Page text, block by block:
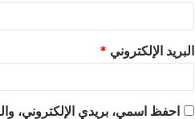
البريد الإلكتروني *
احفظ اسمي، بريدي الإلكتروني،